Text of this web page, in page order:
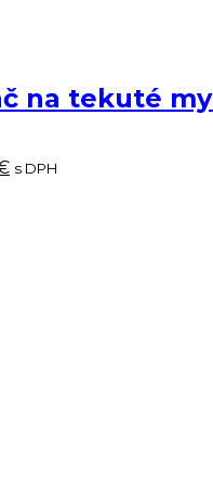
na tekuté
Aktuálna
s DPH